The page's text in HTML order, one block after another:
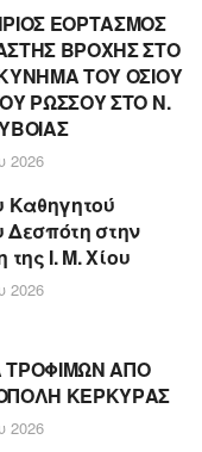
ΕΟΡΤΑΣΜΟΣ
ΒΡΟΧΗΣ ΣΤΟ
ΤΟΥ ΟΣΙΟΥ
ΡΩΣΣΟΥ ΣΤΟ Ν.
2026
Καθηγητού
στην
της Ι. Μ. Χίου
2026
ΑΠΟ
ΚΕΡΚΥΡΑΣ
2026